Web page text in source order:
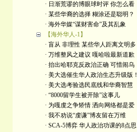
· 日渐荒谬的博眼球时评 你怎么看
· 某些华裔的选择 糊涂还是聪明？
· 海外华媒“谋财害命”及其乱象
【海外华人-1】
· 盲从 非理性 某些华人距离文明多
· 万维整风之建议 嘎哈啦最新道歉
· 抬出哈耶克反政治正确 可惜闹乌
· 美大选催生华人政治生态升级版！
· 美大选考验选民底线和华裔智慧
· “8000留学生被开除”这事儿
· 为嘎虔之争矫情 洒向网络都是爱
· 我不劝说“虔谦”博友留在万维
· SCA-5博弈 华人政治功课的8点思